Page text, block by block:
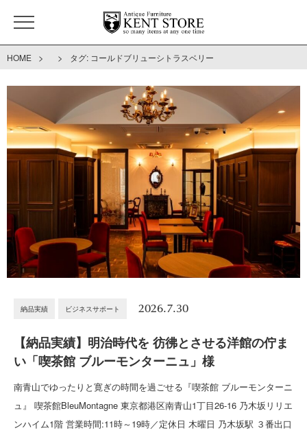
HOME > > タグ: コールドブリューシトラスベリー
納品実績 ビジネスサポート 2026.7.30
【納品実績】明治時代を 彷彿とさせる洋館の佇ま
い「喫茶館 ブルーモンターニュ」様
南青山でゆったりと寛ぎの時間を過ごせる『喫茶館 ブルーモンターニ
ュ』 喫茶館BleuMontagne 東京都港区南青山1丁目26-16 乃木坂リリエ
ンハイム1階 営業時間:11時～19時／定休日 木曜日 乃木坂駅 ３番出口